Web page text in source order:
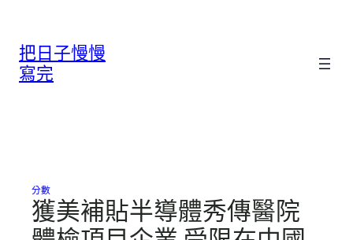
把日子慢慢
寫完
分數
獲美補貼半導體秀傳醫院